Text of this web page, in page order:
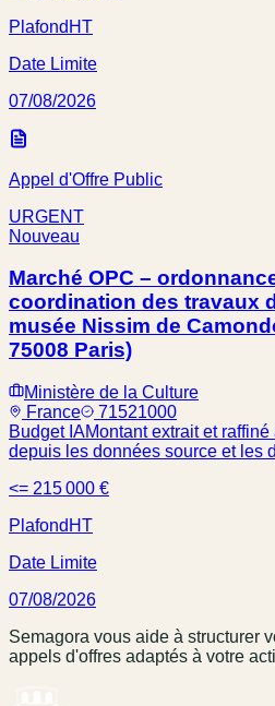
Plafond HT
Date Limite
07/08/2026
Appel d'Offre Public
URGENT
Nouveau
Marché OPC –
coordination des travaux
musée Nissim de
75008 Paris)
Ministère de la Culture
France
71521000
Budget IAMontant extrait et
depuis les données source et les
<= 215 000 €
Plafond HT
Date Limite
07/08/2026
Semagora vous aide à structurer
appels d'offres adaptés à votre